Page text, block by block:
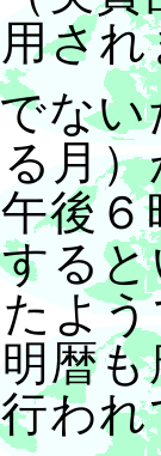
さ
な
月
後
る
よ
暦
わ